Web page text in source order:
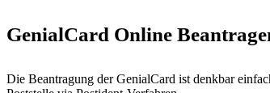
GenialCard Online
Die Beantragung der GenialCard ist denkbar